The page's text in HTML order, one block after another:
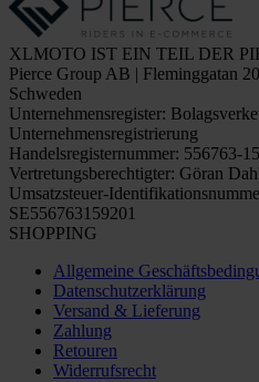
XLMOTO IST EIN TEIL DER
Pierce Group AB | Fleminggatan
Schweden
Unternehmensregister:
Unternehmensregistrierung
Handelsregisternummer: 556763-
Vertretungsberechtigter: Göran
Umsatzsteuer-
SE556763159201
SHOPPING
Allgemeine
Datenschutzerklärung
Versand & Lieferung
Zahlung
Retouren
Widerrufsrecht